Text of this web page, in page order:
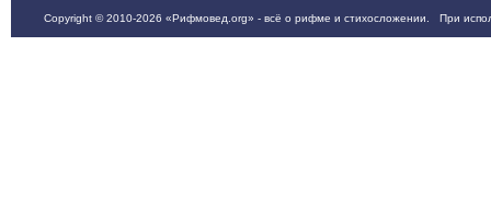
Copyright © 2010-2026 «Рифмовед.org» - всё о рифме и стихосложении. При